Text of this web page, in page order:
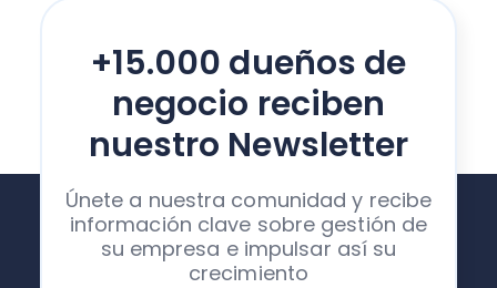
+15.000 dueños de
negocio reciben
nuestro Newsletter
Únete a nuestra comunidad y recibe
información clave sobre gestión de
su empresa e impulsar así su
crecimiento